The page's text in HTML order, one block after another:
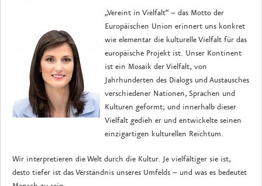
„Vereint in Vielfalt“ – das Motto der
Europäischen Union erinnert uns konkret
wie elementar die kulturelle Vielfalt für das
europäische Projekt ist. Unser Kontinent
ist ein Mosaik der Vielfalt, von
Jahrhunderten des Dialogs und Austausches
verschiedener Nationen, Sprachen und
Kulturen geformt; und innerhalb dieser
Vielfalt gedieh er und entwickelte seinen
einzigartigen kulturellen Reichtum.
Wir interpretieren die Welt durch die Kultur. Je vielfältiger sie ist,
desto tiefer ist das Verständnis unseres Umfelds – und was es bedeutet